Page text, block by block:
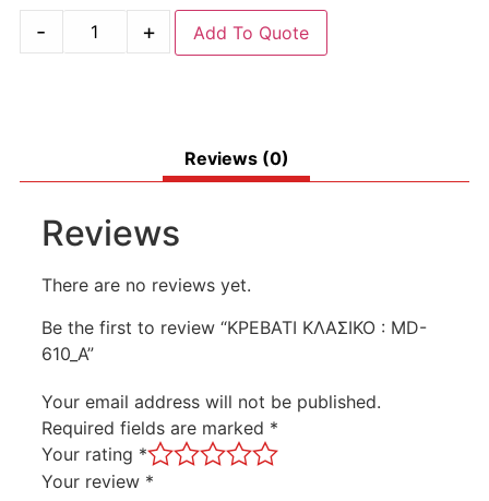
- + Add To Quote
Reviews (0)
Reviews
There are no reviews yet.
Be the first to review “ΚΡΕΒΑΤΙ ΚΛΑΣΙΚΟ : MD-
610_A”
Your email address will not be published.
Required fields are marked *
Your rating *
Your review *